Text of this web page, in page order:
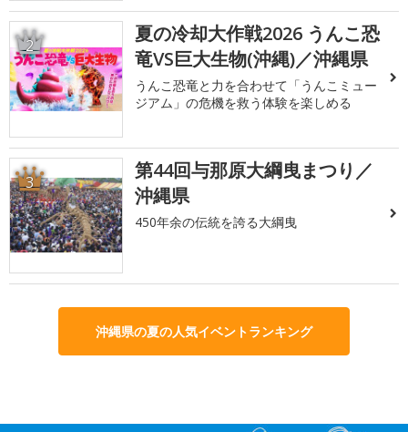
2
夏の冷却大作戦2026 うんこ恐
竜VS巨大生物(沖縄)／沖縄県
うんこ恐竜と力を合わせて「うんこミュー
ジアム」の危機を救う体験を楽しめる
3
第44回与那原大綱曳まつり／
沖縄県
450年余の伝統を誇る大綱曳
沖縄県の夏の人気イベントランキング